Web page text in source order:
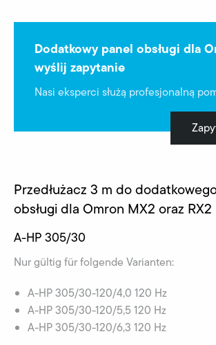
Dodatkowy panel obsługi dla
wyślij zapytanie
Nasi eksperci służą profesjonalną
Przedłużacz 3 m do
obsługi dla Omron MX2 oraz RX2
A-HP 305/30
Nur gültig für folgende Varianten:
A-HP 305/30-120/4,0 120 Hz
A-HP 305/30-120/5,5 120 Hz
A-HP 305/30-120/6,3 120 Hz